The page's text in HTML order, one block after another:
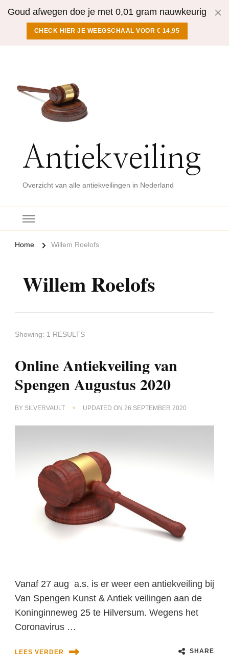
Goud afwegen doe je met 0,01 gram nauwkeurig
CHECK HIER JE WEEGSCHAAL VOOR € 14,95
Antiekveiling
Overzicht van alle antiekveilingen in Nederland
Home Willem Roelofs
Willem Roelofs
Showing: 1 RESULTS
Online Antiekveiling van
Spengen Augustus 2020
BY SILVERVAULT UPDATED ON 26 SEPTEMBER 2020
Vanaf 27 aug a.s. is er weer een antiekveiling bij
Van Spengen Kunst & Antiek veilingen aan de
Koninginneweg 25 te Hilversum. Wegens het
Coronavirus …
LEES VERDER SHARE